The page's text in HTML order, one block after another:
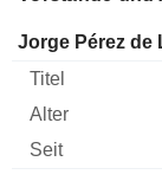
Manager Titel
Jorge Pérez de